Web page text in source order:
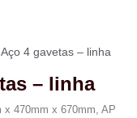
4 gavetas – linha
– linha
x 470mm x 670mm, AP